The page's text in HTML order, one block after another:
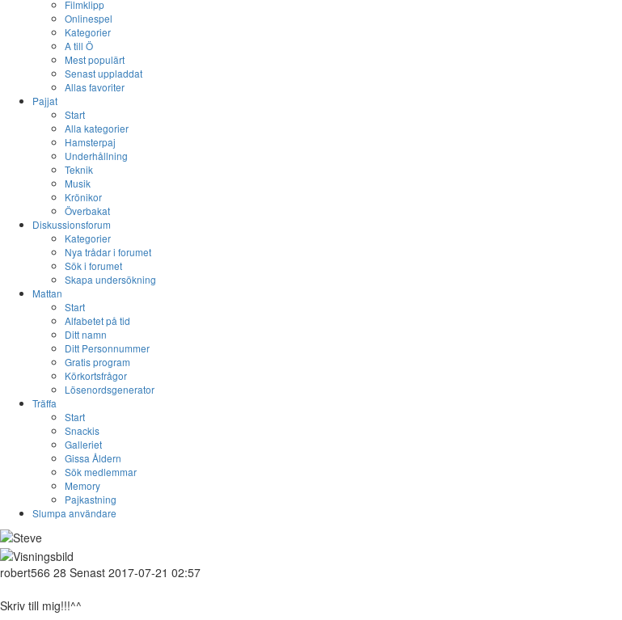
Filmklipp
Onlinespel
Kategorier
A till Ö
Mest populärt
Senast uppladdat
Allas favoriter
Pajjat
Start
Alla kategorier
Hamsterpaj
Underhållning
Teknik
Musik
Krönikor
Överbakat
Diskussionsforum
Kategorier
Nya trådar i forumet
Sök i forumet
Skapa undersökning
Mattan
Start
Alfabetet på tid
Ditt namn
Ditt Personnummer
Gratis program
Körkortsfrågor
Lösenordsgenerator
Träffa
Start
Snackis
Galleriet
Gissa Åldern
Sök medlemmar
Memory
Pajkastning
Slumpa användare
robert566 28 Senast 2017-07-21 02:57
Skriv till mig!!!^^